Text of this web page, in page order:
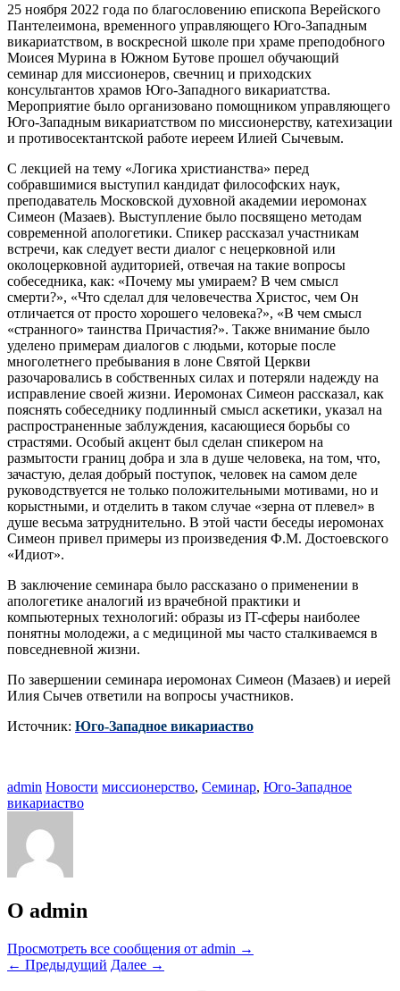
25 ноября 2022 года по благословению епископа Верейского
Пантелеимона, временного управляющего Юго-Западным
викариатством, в воскресной школе при храме преподобного
Моисея Мурина в Южном Бутове прошел обучающий
семинар для миссионеров, свечниц и приходских
консультантов храмов Юго-Западного викариатства.
Мероприятие было организовано помощником управляющего
Юго-Западным викариатством по миссионерству, катехизации
и противосектантской работе иереем Илией Сычевым.
С лекцией на тему «Логика христианства» перед
собравшимися выступил кандидат философских наук,
преподаватель Московской духовной академии иеромонах
Симеон (Мазаев). Выступление было посвящено методам
современной апологетики. Спикер рассказал участникам
встречи, как следует вести диалог с нецерковной или
околоцерковной аудиторией, отвечая на такие вопросы
собеседника, как: «Почему мы умираем? В чем смысл
смерти?», «Что сделал для человечества Христос, чем Он
отличается от просто хорошего человека?», «В чем смысл
«странного» таинства Причастия?». Также внимание было
уделено примерам диалогов с людьми, которые после
многолетнего пребывания в лоне Святой Церкви
разочаровались в собственных силах и потеряли надежду на
исправление своей жизни. Иеромонах Симеон рассказал, как
пояснять собеседнику подлинный смысл аскетики, указал на
распространенные заблуждения, касающиеся борьбы со
страстями. Особый акцент был сделан спикером на
размытости границ добра и зла в душе человека, на том, что,
зачастую, делая добрый поступок, человек на самом деле
руководствуется не только положительными мотивами, но и
корыстными, и отделить в таком случае «зерна от плевел» в
душе весьма затруднительно. В этой части беседы иеромонах
Симеон привел примеры из произведения Ф.М. Достоевского
«Идиот».
В заключение семинара было рассказано о применении в
апологетике аналогий из врачебной практики и
компьютерных технологий: образы из IT-сферы наиболее
понятны молодежи, а с медициной мы часто сталкиваемся в
повседневной жизни.
По завершении семинара иеромонах Симеон (Мазаев) и иерей
Илия Сычев ответили на вопросы участников.
Источник: Юго-Западное викариаство
admin Новости миссионерство, Семинар, Юго-Западное
викариаство
О admin
Просмотреть все сообщения от admin →
← Предыдущий Далее →